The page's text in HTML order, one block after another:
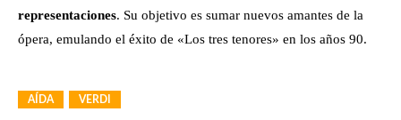
representaciones. Su objetivo es sumar nuevos amantes de la
ópera, emulando el éxito de «Los tres tenores» en los años 90.
AÍDA VERDI